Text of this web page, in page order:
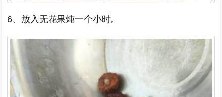
6、放入无花果炖一个小时。